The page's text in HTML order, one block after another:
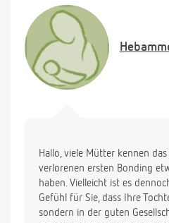
Ist ein so spätes Rebonding
groben über die drei
gelesen. Halte meine
Heilgespräch zu jung
auch) und für eine Heilbad
Hallo, viele Mütter kennen
verlorenen ersten Bonding
haben. Vielleicht ist es
Gefühl für Sie, dass Ihre
sondern in der guten